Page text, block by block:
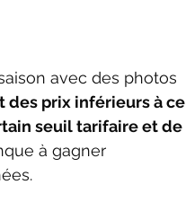
avec des photos
des prix inférieurs à ce
seuil tarifaire et de
à gagner